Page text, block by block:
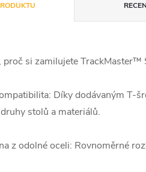
proč si zamilujete TrackMaster™
Díky dodávaným
stolů a materiálů.
z odolné oceli: Rovnoměrné